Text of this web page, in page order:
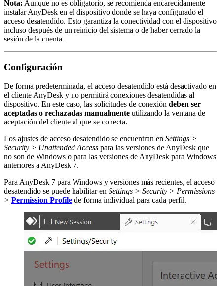
Nota: Aunque no es obligatorio, se recomienda encarecidamente
instalar AnyDesk en el dispositivo donde se haya configurado el
acceso desatendido. Esto garantiza la conectividad con el dispositivo
incluso después de un reinicio del sistema o de haber cerrado la
sesión de la cuenta.
Configuración
De forma predeterminada, el acceso desatendido está desactivado en
el cliente AnyDesk y no permitirá conexiones desatendidas al
dispositivo. En este caso, las solicitudes de conexión deben ser
aceptadas o rechazadas manualmente utilizando la ventana de
aceptación del cliente al que se conecta.
Los ajustes de acceso desatendido se encuentran en Settings >
Security > Unattended Access para las versiones de AnyDesk que
no son de Windows o para las versiones de AnyDesk para Windows
anteriores a AnyDesk 7.
Para AnyDesk 7 para Windows y versiones más recientes, el acceso
desatendido se puede habilitar en Settings > Security > Permissions
> Permission Profile de forma individual para cada perfil.